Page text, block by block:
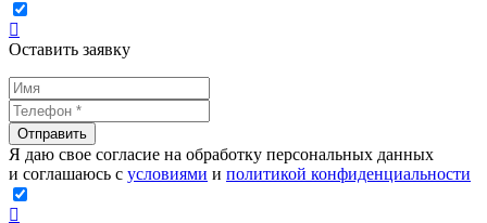
Оставить заявку
Отправить
Я даю свое согласие на обработку персональных данных
и соглашаюсь с условиями и политикой конфиденциальности